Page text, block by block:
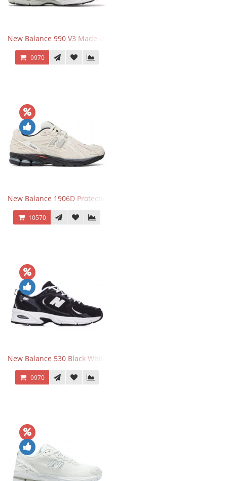
New Balance 990 V3 Made in USA Grey
9970
New Balance 1906D Protection Pack Turtledove
10570
New Balance 530 Black White Silver
9970